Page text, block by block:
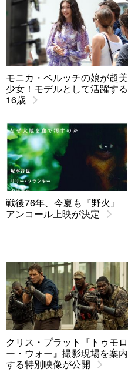
モニカ・ベルッチの娘が超美
少女！モデルとして活躍する
16歳
戦後76年、今夏も『野火』
アンコール上映が決定
クリス・プラット『トゥモロ
ー・ウォー』撮影現場を案内
する特別映像が公開